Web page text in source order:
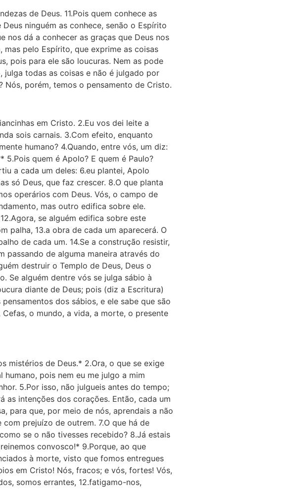
de Deus. 11.Pois quem conhe­ce as
ninguém as conhece, senão o Espírito
nos dá a conhecer as graças que Deus nos
mas pelo Espírito, que exprime as coisas
pois para ele são loucuras. Nem as pode
julga todas as coisas e não é julgado por
Nós, porém, temos o pensamento de Cristo.
em Cristo. 2.Eu vos dei leite a
sois carnais. 3.Com efeito, enquanto
humano? 4.Quando, entre vós, um diz:
5.Pois quem é Apolo? E quem é Paulo?
a cada um deles: 6.eu plantei, Apolo
só Deus, que faz crescer. 8.O que planta
operários com Deus. Vós, o campo de
mas outro edifica sobre ele.
se alguém edifica sobre este
palha, 13.a obra de cada um aparecerá. O
de cada um. 14.Se a construção resistir,
passando de alguma maneira através do
destruir o Templo de Deus, Deus o
Se alguém dentre vós se julga sábio à
diante de Deus; pois (diz a Escritura)
dos sábios, e ele sabe que são
o mundo, a vida, a morte, o presente
mistérios de Deus.* 2.Ora, o que se exige
pois nem eu me julgo a mim
5.Por isso, não julgueis antes do tempo;
as intenções dos corações. Então, cada um
para que, por meio de nós, aprendais a não
prejuízo de outrem. 7.O que há de
se o não tivesses recebido? 8.Já estais
convosco!* 9.Porque, ao que
à morte, visto que fomos entregues
em Cristo! Nós, fracos; e vós, fortes! Vós,
somos errantes, 12.fatigamo-nos,